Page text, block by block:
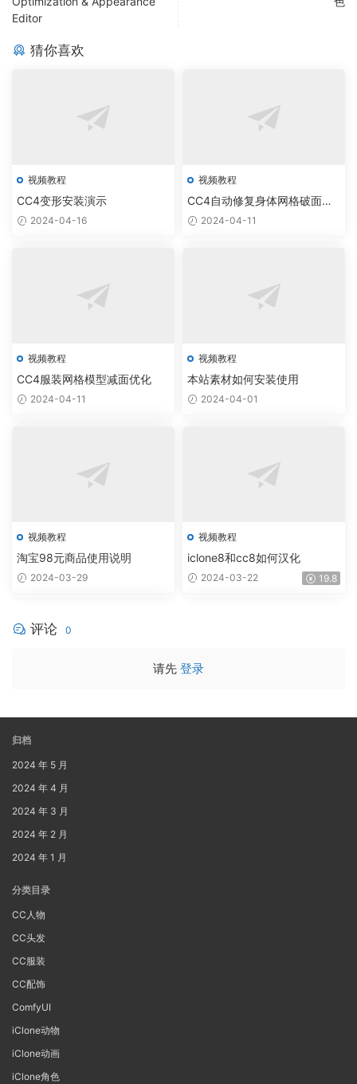
Editor
猜你喜欢
视频教程
CC4变形安装演示
2024-04-16
视频教程
CC4自动修复身体网格破面穿
模 2024-04-11
视频教程
CC4服装网格模型减面优化
2024-04-11
视频教程
本站素材如何安装使用
2024-04-01
视频教程
淘宝98元商品使用说明
2024-03-29
视频教程
iclone8和cc8如何汉化
2024-03-22 19.8
评论 0
请先 登录
归档
2024 年 5 月
2024 年 4 月
2024 年 3 月
2024 年 2 月
2024 年 1 月
分类目录
CC人物
CC头发
CC服装
CC配饰
ComfyUI
iClone动物
iClone动画
iClone角色